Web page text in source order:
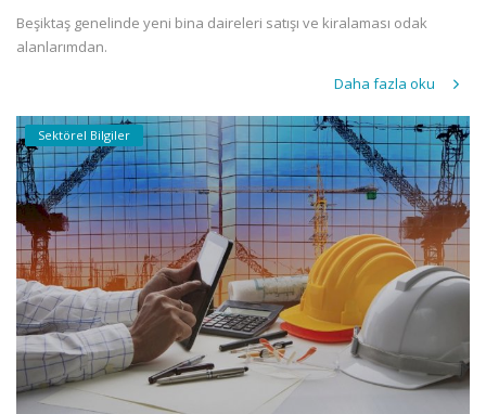
Beşiktaş genelinde yeni bina daireleri satışı ve kiralaması odak
alanlarımdan.
Daha fazla oku
Sektörel Bilgiler